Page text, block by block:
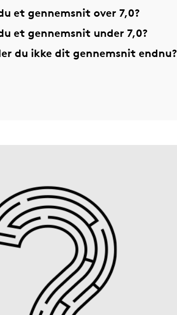
et gennemsnit over 7,0?
et gennemsnit under 7,0?
du ikke dit gennemsnit endnu?